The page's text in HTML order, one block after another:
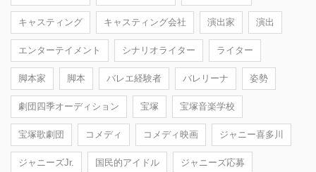
キャスティング キャスティング会社 演出家 演出
エンターテイメント シナリオライター ライター
脚本家 脚本 バレエ経験者 バレリーナ 姿勢
劇団四季オーディション 宝塚 宝塚音楽学校
宝塚歌劇団 コメディ コメディ映画 ジャニー喜多川
ジャニーズJr. 国民的アイドル ジャニーズ応募